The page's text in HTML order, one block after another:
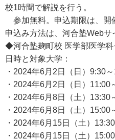
校1時間で解説を行う。
参加無料。申込期限は、開
申込み方法は、河合塾Webサ
◆河合塾麹町校 医学部医学科
日時と対象大学：
・2024年6月2日（日）9:30
・2024年6月2日（日）11:00
・2024年6月8日（土）
・2024年6月8日（土）
・2024年6月15日（土）
・2024年6月15日（土）